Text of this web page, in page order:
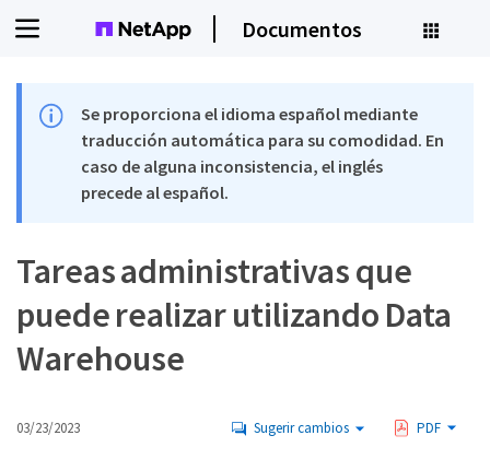
Documentos
Se proporciona el idioma español mediante
traducción automática para su comodidad. En
caso de alguna inconsistencia, el inglés
precede al español.
Tareas administrativas que
puede realizar utilizando Data
Warehouse
03/23/2023 Sugerir cambios PDF